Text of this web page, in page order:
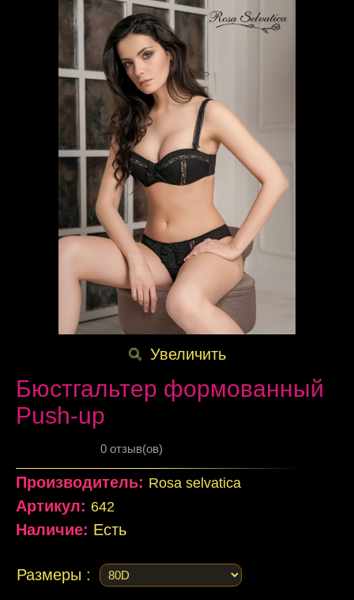
Увеличить
Бюстгальтер формованный
Push-up
0 отзыв(ов)
Производитель: Rosa selvatica
Артикул: 642
Наличие: Есть
Размеры :